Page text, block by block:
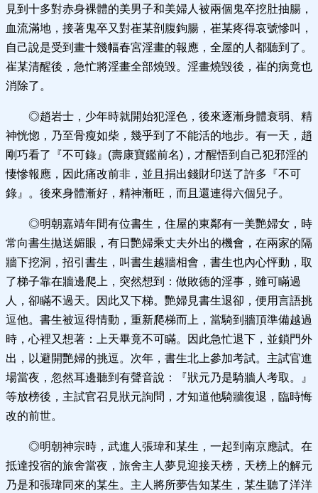
見到十多對赤身裸體的美男子和美婦人被兩個鬼卒挖肚抽腸，
血流滿地，接著鬼卒又對崔某剖腹鉤腸，崔某疼得哀號慘叫，
自己說是受到畫十幾幅春宮淫畫的報應，全屋的人都聽到了。
崔某清醒後，急忙將淫畫全部燒毀。淫畫燒毀後，崔的病竟也
消除了。
◎趙岩士，少年時就開始犯淫色，後來逐漸身體衰弱、精
神恍惚，乃至骨瘦如柴，幾乎到了不能活的地步。有一天，趙
剛巧看了『不可錄』(壽康寶鑑前名)，才醒悟到自己犯邪淫的
悽慘報應，因此痛改前非，並且捐出錢財印送了許多『不可
錄』。後來身體漸好，精神漸旺，而且還連得六個兒子。
◎明朝嘉靖年間有位書生，住屋的東鄰有一美艷婦女，時
常向書生拋送媚眼，有日艷婦乘丈夫外出的機會，在兩家的隔
牆下挖洞，招引書生，叫書生越牆相會，書生也內心怦動，取
了梯子靠在牆邊爬上，突然想到：做敗德的淫事，雖可瞞過
人，卻瞞不過天。因此又下梯。艷婦見書生退卻，便用言語挑
逗他。書生被逗得情動，重新爬梯而上，當騎到牆頂準備越過
時，心裡又想著：上天畢竟不可瞞。因此急忙退下，並鎖門外
出，以避開艷婦的挑逗。次年，書生北上參加考試。主試官進
場當夜，忽然耳邊聽到有聲音說：『狀元乃是騎牆人考取。』
等放榜後，主試官召見狀元詢問，才知道他騎牆復退，臨時悔
改的前世。
◎明朝神宗時，武進人張瑋和某生，一起到南京應試。在
抵達投宿的旅舍當夜，旅舍主人夢見迎接天榜，天榜上的解元
乃是和張瑋同來的某生。主人將所夢告知某生，某生聽了洋洋